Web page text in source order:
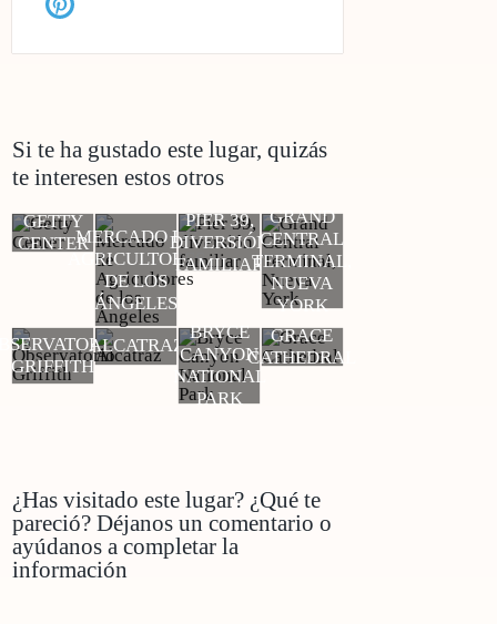
Si te ha gustado este lugar, quizás
te interesen estos otros
GETTY
CENTERMERCADO DE
AGRICULTORES
DE LOS
ÁNGELES
PIER 39,
DIVERSIÓN
FAMILIAR
GRAND
CENTRAL
TERMINAL,
NUEVA
YORK
GRIFFITH
ALCATRAZ
BRYCE
CANYON
NATIONAL
PARK
GRACE
CATHEDRAL
¿Has visitado este lugar? ¿Qué te
pareció? Déjanos un comentario o
ayúdanos a completar la
información